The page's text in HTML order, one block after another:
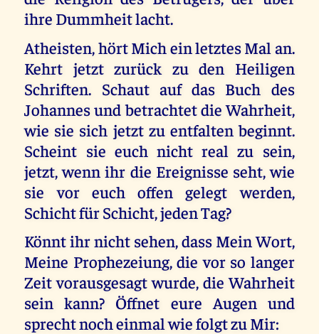
ihre Dummheit lacht.
Atheisten, hört Mich ein letztes Mal an.
Kehrt jetzt zurück zu den Heiligen
Schriften. Schaut auf das Buch des
Johannes und betrachtet die Wahrheit,
wie sie sich jetzt zu entfalten beginnt.
Scheint sie euch nicht real zu sein,
jetzt, wenn ihr die Ereignisse seht, wie
sie vor euch offen gelegt werden,
Schicht für Schicht, jeden Tag?
Könnt ihr nicht sehen, dass Mein Wort,
Meine Prophezeiung, die vor so langer
Zeit vorausgesagt wurde, die Wahrheit
sein kann? Öffnet eure Augen und
sprecht noch einmal wie folgt zu Mir: